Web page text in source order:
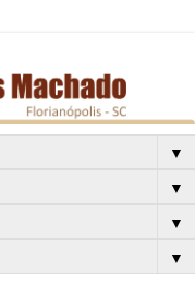
▼
▼
▼
▼